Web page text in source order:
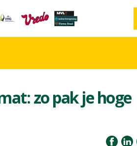
zo pak je hoge